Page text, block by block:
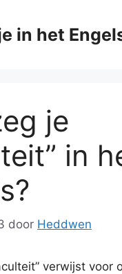
in het
je
in
door Heddwen
verwijst voor